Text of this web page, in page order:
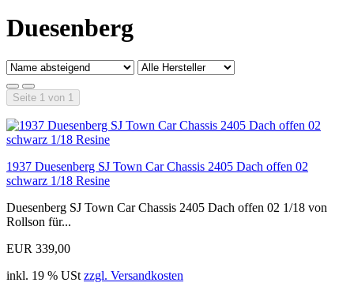
Duesenberg
Seite 1 von 1
1937 Duesenberg SJ Town Car Chassis 2405 Dach offen 02
schwarz 1/18 Resine
Duesenberg SJ Town Car Chassis 2405 Dach offen 02 1/18 von
Rollson für...
EUR 339,00
inkl. 19 % USt zzgl. Versandkosten